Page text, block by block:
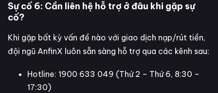
Sự cố 6: Cần liên hệ hỗ trợ ở đâu khi gặp sự
cố?
Khi gặp bất kỳ vấn đề nào với giao dịch nạp/rút tiền,
đội ngũ AnfinX luôn sẵn sàng hỗ trợ qua các kênh sau:
Hotline: 1900 633 049 (Thứ 2 – Thứ 6, 8:30 –
17:30)